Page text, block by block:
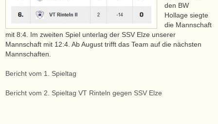
den BW
Hollage siegte
die Mannschaft
mit 8:4. Im zweiten Spiel unterlag der SSV Elze unserer
Mannschaft mit 12:4. Ab August trifft das Team auf die nächsten
Mannschaften.
Bericht vom 1. Spieltag
Bericht vom 2. Spieltag VT Rinteln gegen SSV Elze